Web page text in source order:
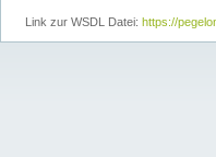
Link zur WSDL Datei: https://